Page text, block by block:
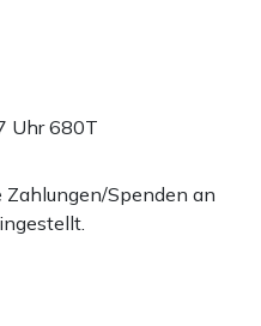
Uhr680T
Spenden an